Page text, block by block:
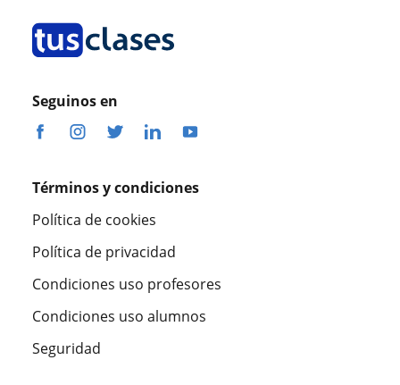
Seguinos en
Términos y condiciones
Política de cookies
Política de privacidad
Condiciones uso profesores
Condiciones uso alumnos
Seguridad